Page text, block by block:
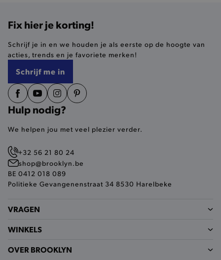
Fix hier je korting!
Schrijf je in en we houden je als eerste op de hoogte van
acties, trends en je favoriete merken!
Schrijf me in
Hulp nodig?
We helpen jou met veel plezier verder.
+32 56 21 80 24
shop@brooklyn.be
BE 0412 018 089
Politieke Gevangenenstraat 34 8530 Harelbeke
VRAGEN
WINKELS
OVER BROOKLYN
selected-val
pickupStoreVal